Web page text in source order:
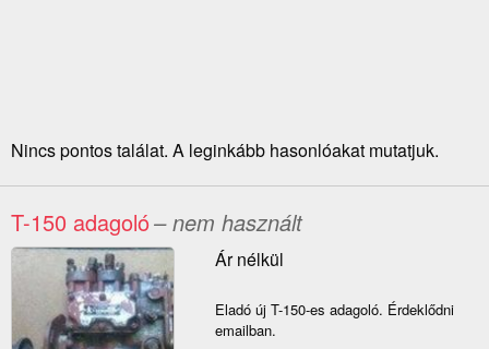
Nincs pontos találat. A leginkább hasonlóakat mutatjuk.
T-150 adagoló– nem használt
Ár nélkül
Eladó új T-150-es adagoló. Érdeklődni
emailban.